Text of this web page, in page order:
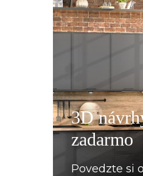
3D
zadarmo
Povedzte si
deseti. Kuchyň je
mi pomohla se vším a
které jsme postupně
pracovních desek a
s každou překážkou,
křivých zdí apod.,